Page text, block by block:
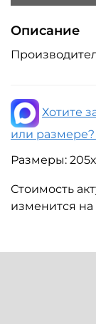
Описание
Хотите
или
Размеры:
Стоимость
изменится на